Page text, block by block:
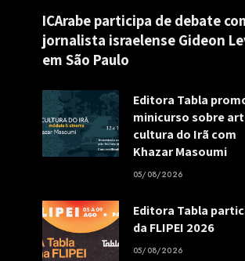
ICArabe participa de debate
jornalista israelense Gideon
em São Paulo
Editora Tabla
minicurso sobre
cultura do Irã com
Khazar Masoumi
05/08/2026
Editora Tabla
da FLIPEI 2026
05/08/2026